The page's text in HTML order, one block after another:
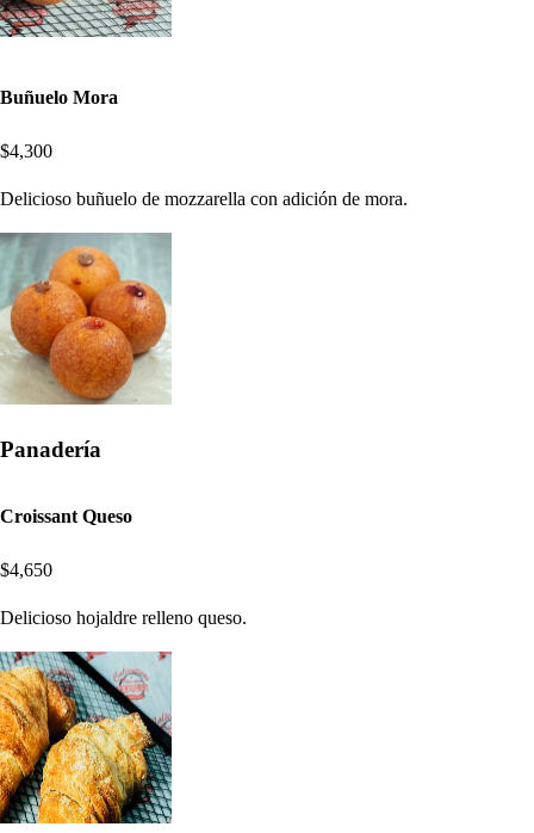
Buñuelo Mora
$4,300
Delicioso buñuelo de mozzarella con adición de mora.
Panadería
Croissant Queso
$4,650
Delicioso hojaldre relleno queso.